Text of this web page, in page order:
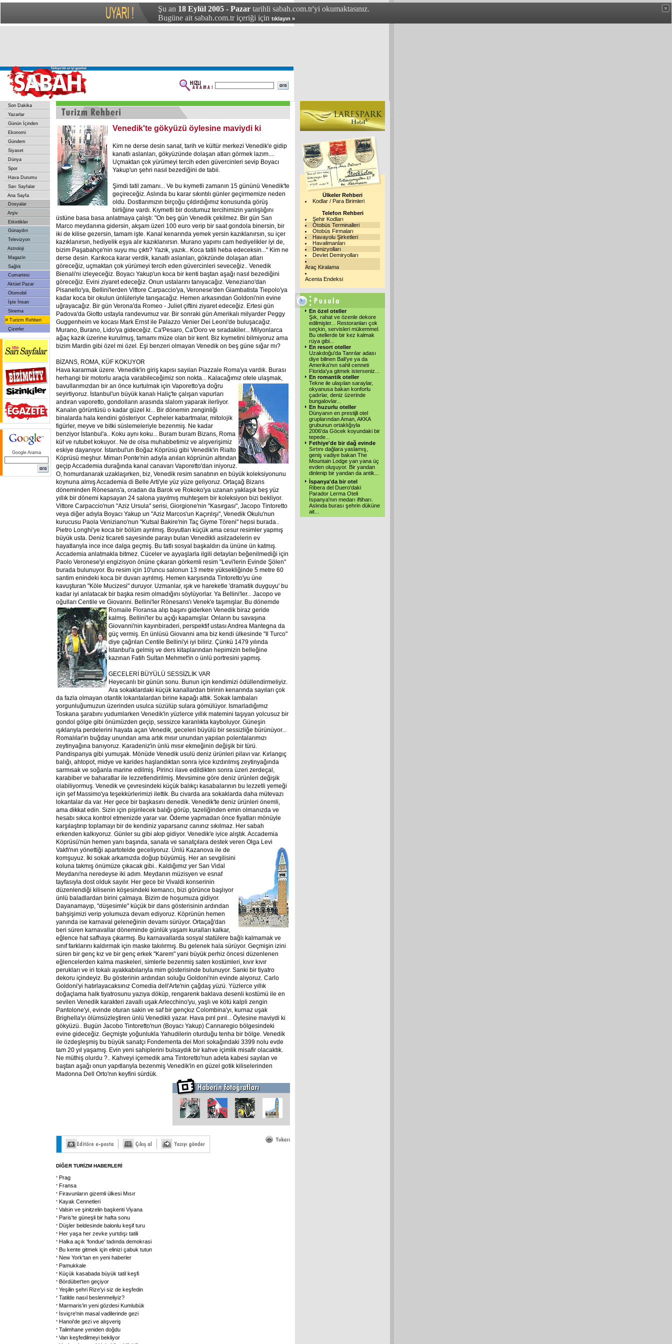
Şu an 18 Eylül 2005 - Pazar tarihli sabah.com.tr'yi okumaktasınız.
Bugüne ait sabah.com.tr içeriği için tıklayın »
Son Dakika
Yazarlar
Günün İçinden
Ekonomi
Gündem
Siyaset
Dünya
Spor
Hava Durumu
Sarı Sayfalar
Ana Sayfa
Dosyalar
Arşiv
Etkinlikler
Günaydın
Televizyon
Astroloji
Magazin
Sağlık
Cumartesi
Aktüel Pazar
Otomobil
İşte İnsan
Sinema
» Turizm Rehberi
Çizerler
Google Arama
Venedik'te gökyüzü öylesine maviydi ki
Kim ne derse desin sanat, tarih ve kültür merkezi Venedik'e gidip
kanatlı aslanları, gökyüzünde dolaşan atları görmek lazım....
Uçmaktan çok yürümeyi tercih eden güvercinleri sevip Boyacı
Yakup'un şehri nasıl bezediğini de tabii.
Şimdi tatil zamanı... Ve bu kıymetli zamanın 15 gününü Venedik'te
geçireceğiz. Aslında bu karar sıkıntılı günler geçirmemize neden
oldu. Dostlarımızın birçoğu çıldırdığımız konusunda görüş
birliğine vardı. Kıymetli bir dostumuz tercihimizin yanlışlığını
üstüne basa basa anlatmaya çalıştı: "On beş gün Venedik çekilmez. Bir gün San
Marco meydanına gidersin, akşam üzeri 100 euro verip bir saat gondola binersin, bir
iki de kilise gezersin, tamam işte. Kanal kenarında yemek yersin kazıklanırsın, su içer
kazıklanırsın, hediyelik eşya alır kazıklanırsın. Murano yapımı cam hediyelikler iyi de,
bizim Paşabahçe'nin suyu mu çıktı? Yazık, yazık.. Koca tatili heba edeceksin..." Kim ne
derse desin. Karıkoca karar verdik, kanatlı aslanları, gökzünde dolaşan atları
göreceğiz, uçmaktan çok yürümeyi tercih eden güvercinleri seveceğiz.. Venedik
Bienali'ni izleyeceğiz. Boyacı Yakup'un koca bir kenti baştan aşağı nasıl bezediğini
göreceğiz. Evini ziyaret edeceğiz. Onun ustalarını tanıyacağız. Veneziano'dan
Pisanello'ya, Bellini'lerden Vittore Carpaccio'ya, Veronese'den Giambatista Tiepolo'ya
kadar koca bir okulun ünlüleriyle tanışacağız. Hemen arkasından Goldoni'nin evine
uğrayacağız. Bir gün Verona'da Romeo - Juliet çiftini ziyaret edeceğiz. Ertesi gün
Padova'da Giotto ustayla randevumuz var. Bir sonraki gün Amerikalı milyarder Peggy
Guggenheim ve kocası Mark Ernst ile Palazzo Venier Dei Leoni'de buluşacağız.
Murano, Burano, Lido'ya gideceğiz. Ca'Pesaro, Ca'Doro ve sıradakiler... Milyonlarca
ağaç kazık üzerine kurulmuş, tamamı müze olan bir kent. Biz kıymetini bilmiyoruz ama
bizim Mardin gibi özel mi özel. Eşi benzeri olmayan Venedik on beş güne sığar mı?
BİZANS, ROMA, KÜF KOKUYOR
Hava kararmak üzere. Venedik'in giriş kapısı sayılan Piazzale Roma'ya vardık. Burası
herhangi bir motorlu araçla varabileceğimiz son nokta... Kalacağımız otele ulaşmak,
bavullarımızdan bir an önce kurtulmak için Vaporetto'ya doğru
seyirtiyoruz. İstanbul'un büyük kanalı Haliç'te çalışan vapurları
andıran vaporetto, gondolların arasında slalom yaparak ilerliyor.
Kanalın görüntüsü o kadar güzel ki... Bir dönemin zenginliği
binalarda hala kendini gösteriyor. Cepheler kabartmalar, mitolojik
figürler, meyve ve bitki süslemeleriyle bezenmiş. Ne kadar
benziyor İstanbul'a.. Koku aynı koku... Buram buram Bizans, Roma
küf ve rutubet kokuyor.. Ne de olsa muhabbetimiz ve alışverişimiz
eskiye dayanıyor. İstanbul'un Boğaz Köprüsü gibi Venedik'in Rialto
Köprüsü meşhur. Mimarı Ponte'nin adıyla anılan köprünün altından
geçip Accademia durağında kanal canavarı Vaporetto'dan iniyoruz.
O, homurdanarak uzaklaşırken, biz, Venedik resim sanatının en büyük koleksiyonunu
koynuna almış Accademia di Belle Arti'yle yüz yüze geliyoruz. Ortaçağ Bizans
döneminden Rönesans'a, oradan da Barok ve Rokoko'ya uzanan yaklaşık beş yüz
yıllık bir dönemi kapsayan 24 salona yayılmış muhteşem bir koleksiyon bizi bekliyor.
Vittore Carpaccio'nun "Aziz Ursula" serisi, Giorgione'nin "Kasırgası", Jacopo Tintoretto
veya diğer adıyla Boyacı Yakup un "Aziz Marcos'un Kaçırılışı", Venedik Okulu'nun
kurucusu Paola Veniziano'nun "Kutsal Bakire'nin Taç Giyme Töreni" hepsi burada..
Pietro Longhi'ye koca bir bölüm ayrılmış. Boyutları küçük ama cesur resimler yapmış
büyük usta. Deniz ticareti sayesinde parayı bulan Venedikli asilzadelerin ev
hayatlarıyla ince ince dalga geçmiş. Bu tatlı sosyal başkaldırı da ününe ün katmış.
Accademia anlatmakla bitmez. Cüceler ve ayyaşlarla ilgili detayları beğenilmediği için
Paolo Veronese'yi engizisyon önüne çıkaran görkemli resim "Levi'lerin Evinde Şölen"
burada bulunuyor. Bu resim için 10'uncu salonun 13 metre yüksekliğinde 5 metre 60
santim enindeki koca bir duvarı ayrılmış. Hemen karşısında Tintoretto'yu üne
kavuşturan "Köle Mucizesi" duruyor. Uzmanlar, ışık ve hareketle 'dramatik duyguyu' bu
kadar iyi anlatacak bir başka resim olmadığını söylüyorlar. Ya Bellini'ler... Jacopo ve
oğulları Centile ve Giovanni. Bellini'ler Rönesans'ı Venek'e taşımışlar. Bu dönemde
Romaile Floransa alıp başını giderken Venedik biraz geride
kalmış. Bellini'ler bu açığı kapamışlar. Onların bu savaşına
Giovanni'nin kayınbiraderi, perspektif ustası Andrea Mantegna da
güç vermiş. En ünlüsü Giovanni ama biz kendi ülkesinde "Il Turco"
diye çağrılan Centile Bellini'yi iyi biliriz. Çünkü 1479 yılında
İstanbul'a gelmiş ve ders kitaplarından hepimizin belleğine
kazınan Fatih Sultan Mehmet'in o ünlü portresini yapmış.
GECELERİ BÜYÜLÜ SESSİZLİK VAR
Heyecanlı bir günün sonu. Bunun için kendimizi ödüllendirmeliyiz.
Ara sokaklardaki küçük kanallardan birinin kenarında sayıları çok
da fazla olmayan otantik lokantalardan birine kapağı attık. Sokak lambaları
yorgunluğumuzun üzerinden usulca süzülüp sulara gömülüyor. Ismarladığımız
Toskana şarabını yudumlarken Venedik'in yüzlerce yıllık matemini taşıyan yolcusuz bir
gondol gölge gibi önümüzden geçip, sessizce karanlıkta kayboluyor. Güneşin
ışıklarıyla perdelerini hayata açan Venedik, geceleri büyülü bir sessizliğe bürünüyor...
Romalılar'ın buğday unundan ama artık mısır unundan yapılan polentalarımızı
zeytinyağına banıyoruz. Karadeniz'in ünlü mısır ekmeğinin değişik bir türü.
Pandispanya gibi yumuşak. Mönüde Venedik usulü deniz ürünleri pilavı var. Kırlangıç
balığı, ahtopot, midye ve karides haşlandıktan sonra iyice kızdırılmış zeytinyağında
sarmısak ve soğanla marine edilmiş. Pirinci ilave edildikten sonra üzeri zerdeçal,
karabiber ve baharatlar ile lezzetlendirilmiş. Mevsimine göre deniz ürünleri değişik
olabiliyormuş. Venedik ve çevresindeki küçük balıkçı kasabalarının bu lezzetli yemeği
için şef Massimo'ya teşekkürlerimizi ilettik. Bu civarda ara sokaklarda daha mütevazı
lokantalar da var. Her gece bir başkasını denedik. Venedik'te deniz ürünleri önemli,
ama dikkat edin. Sizin için pişirilecek balığı görüp, tazeliğinden emin olmanızda ve
hesabı sıkıca kontrol etmenizde yarar var. Ödeme yapmadan önce fiyatları mönüyle
karşılaştırıp toplamayı bir de kendiniz yaparsanız canınız sıkılmaz. Her sabah
erkenden kalkıyoruz. Günler su gibi akıp gidiyor. Venedik'e iyice alıştık. Accademia
Köprüsü'nün hemen yanı başında, sanata ve sanatçılara destek veren Olga Levi
Vakfı'nın yönettiği apartotelde geceliyoruz. Ünlü Kazanova ile de
komşuyuz. İki sokak arkamızda doğup büyümüş. Her an sevgilisini
koluna takmış önümüze çıkacak gibi.. Kaldığımız yer San Vidal
Meydanı'na neredeyse iki adım. Meydanın müzisyen ve esnaf
tayfasıyla dost olduk sayılır. Her gece bir Vivaldi konserinin
düzenlendiği kilisenin köşesindeki kemancı, bizi görünce başlıyor
ünlü baladlardan birini çalmaya. Bizim de hoşumuza gidiyor.
Dayanamayıp, "düşesimle" küçük bir dans gösterisinin ardından
bahşişimizi verip yolumuza devam ediyoruz. Köprünün hemen
yanında ise karnaval geleneğinin devamı sürüyor. Ortaçağ'dan
beri süren karnavallar döneminde günlük yaşam kuralları kalkar,
eğlence hat safhaya çıkarmış. Bu karnavallarda sosyal statülere bağlı kalmamak ve
sınıf farklarını kaldırmak için maske takılırmış. Bu gelenek hala sürüyor. Geçmişin izini
süren bir genç kız ve bir genç erkek "Karem" yani büyük perhiz öncesi düzenlenen
eğlencelerden kalma maskeleri, simlerle bezenmiş saten kostümleri, kıvır kıvır
perukları ve iri tokalı ayakkabılarıyla mim gösterisinde bulunuyor. Sanki bir tiyatro
dekoru içindeyiz. Bu gösterinin ardından soluğu Goldoni'nin evinde alıyoruz. Carlo
Goldoni'yi hatırlayacaksınız Comedia dell'Arte'nin çağdaş yüzü. Yüzlerce yıllık
doğaçlama halk tiyatrosunu yazıya döküp, rengarenk baklava desenli kostümü ile en
sevilen Venedik karakteri zavallı uşak Arlecchino'yu, yaşlı ve kötü kalpli zengin
Pantolone'yi, evinde oturan sakin ve saf bir gençkız Colombina'yı, kurnaz uşak
Brighella'yı ölümsüzleştiren ünlü Venedikli yazar. Hava pırıl pırıl... Öylesine maviydi ki
gökyüzü.. Bugün Jacobo Tintoretto'nun (Boyacı Yakup) Cannaregio bölgesindeki
evine gideceğiz. Geçmişte yoğunlukla Yahudilerin oturduğu tenha bir bölge. Venedik
ile özdeşleşmiş bu büyük sanatçı Fondementa dei Mori sokağındaki 3399 nolu evde
tam 20 yıl yaşamış. Evin yeni sahiplerini bulsaydık bir kahve içimlik misafir olacaktık.
Ne müthiş olurdu ?.. Kahveyi içemedik ama Tintoretto'nun adeta kabesi sayılan ve
baştan aşağı onun yapıtlarıyla bezenmiş Venedik'in en güzel gotik kiliselerinden
Madonna Dell Orto'nın keyfini sürdük.
DİĞER TURİZM HABERLERİ
Prag
Fransa
Firavunların gizemli ülkesi Mısır
Kayak Cennetleri
Valsin ve şinitzelin başkenti Viyana
Paris'te güneşli bir hafta sonu
Düşler beldesinde balonlu keşif turu
Her yaşa her zevke yurtdışı tatili
Halka açık 'fondue' tadında demokrasi
Bu kente gitmek için elinizi çabuk tutun
New York'tan en yeni haberler
Pamukkale
Küçük kasabada büyük tatil keşfi
Bördübet'ten geçiyor
Yeşilin şehri Rize'yi siz de keşfedin
Tatilde nasıl beslenmeliyiz?
Marmaris'in yeni gözdesi Kumlubük
İsviçre'nin masal vadilerinde gezi
Hanoi'de gezi ve alışveriş
Talimhane yeniden doğdu
Van keşfedilmeyi bekliyor
Ülkeler Rehberi
Kodlar / Para Birimleri
Telefon Rehberi
Şehir Kodları
Otobüs Terminalleri
Otobüs Firmaları
Havayolu Şirketleri
Havalimanları
Denizyolları
Devlet Demiryolları
Araç Kiralama
Acenta Endeksi
En özel oteller
Şık, rahat ve özenle dekore
edilmişler... Restoranları çok
seçkin, servisleri mükemmel.
Bu otellerde bir kez kalmak
rüya gibi
En resort oteller
Uzakdoğu'da Tanrılar adası
diye bilinen Bali'ye ya da
Amerika'nın sahil cenneti
Florida'ya gitmek isterseniz
En romantik oteller
Tekne ile ulaşılan saraylar,
okyanusa bakan konforlu
çadırlar, deniz üzerinde
bungalovlar...
En huzurlu oteller
Dünyanın en prestijli otel
gruplarından Aman, AKKA
grubunun ortaklığıyla
2006'da Göcek koyundaki bir
tepede
Fethiye'de bir dağ evinde
Sırtını dağlara yaslamış,
geniş vadiye bakan The
Mountain Lodge yan yana üç
evden oluşuyor. Bir yandan
dinlenip bir yandan da antik
İspanya'da bir otel
Ribera del Duero'daki
Parador Lerma Oteli
İspanya'nın medarı iftiharı.
Aslında burası şehrin düküne
ait